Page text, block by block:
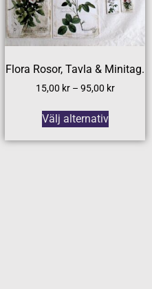
Flora Rosor, Tavla & Minitag.
15,00 kr – 95,00 kr
Välj alternativ